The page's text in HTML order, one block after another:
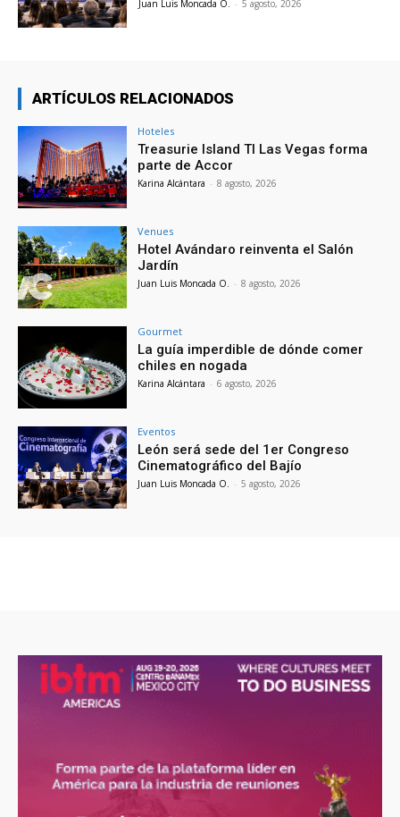
Juan Luis Moncada O. - 5 agosto, 2026
ARTÍCULOS RELACIONADOS
Hoteles
Treasurie Island TI Las Vegas forma
parte de Accor
Karina Alcántara - 8 agosto, 2026
Venues
Hotel Avándaro reinventa el Salón
Jardín
Juan Luis Moncada O. - 8 agosto, 2026
Gourmet
La guía imperdible de dónde comer
chiles en nogada
Karina Alcántara - 6 agosto, 2026
Eventos
León será sede del 1er Congreso
Cinematográfico del Bajío
Juan Luis Moncada O. - 5 agosto, 2026